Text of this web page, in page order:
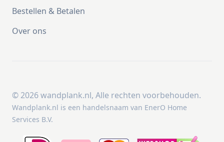
Bestellen & Betalen
Over ons
© 2026wandplank.nl, Alle rechten voorbehouden.
Wandplank.nl is een handelsnaam van EnerO Home
Services B.V.